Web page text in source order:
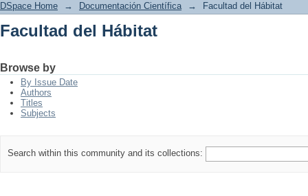
DSpace Home → Documentación Científica → Facultad del Hábitat
Facultad del Hábitat
Browse by
By Issue Date
Authors
Titles
Subjects
Search within this community and its collections: